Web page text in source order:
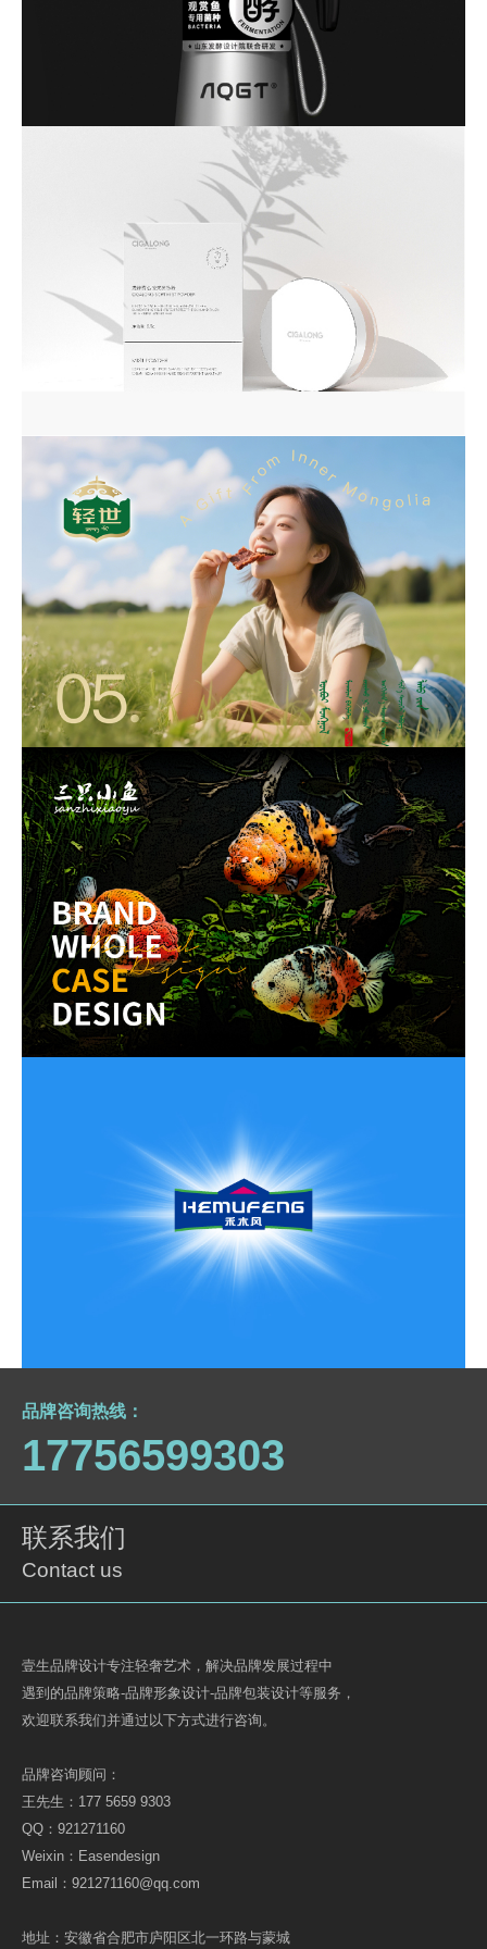
AQGT-品牌全案设计
品类调研-品牌定位-品牌设计
龙梓嘉—彩妆
轻世-品牌全案设计
品牌全案-品牌形象设计-品牌包装设计
三只小鱼-品牌全案设计
品牌全案-品牌形象设计-品牌包装设计-电商设计
禾木风-品牌全案设计
品牌咨询热线：
17756599303
联系我们
Contact us
壹生品牌设计专注轻奢艺术，解决品牌发展过程中
遇到的品牌策略-品牌形象设计-品牌包装设计等服务，
欢迎联系我们并通过以下方式进行咨询。
品牌咨询顾问：
王先生：177 5659 9303
QQ：921271160
Weixin：Easendesign
Email：921271160@qq.com
地址：安徽省合肥市庐阳区北一环路与蒙城